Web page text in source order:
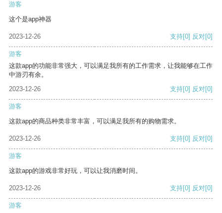
游客
这个是app神器
2023-12-26 支持[0] 反对[0]
游客
这款app的功能非常强大，可以满足我所有的工作需求，让我能够在工作
中游刃有余。
2023-12-26
支持[0] 反对[0]
游客
这款app的商品种类非常丰富，可以满足我所有的购物需求。
2023-12-26 支持[0] 反对[0]
游客
这款app的游戏非常好玩，可以让我消磨时间。
2023-12-26 支持[0] 反对[0]
游客